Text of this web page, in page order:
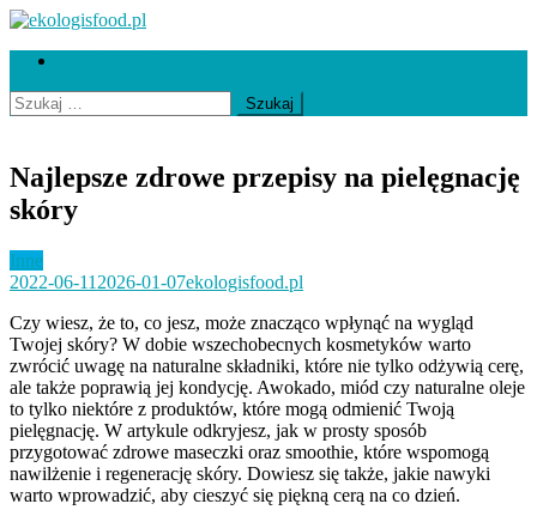
Skip
content
ekologisfood.pl
Ekologis
Szukaj:
Najlepsze zdrowe przepisy na pielęgnację
skóry
Inne
2022-06-11 2026-01-07ekologisfood.pl
Czy wiesz, że to, co jesz, może znacząco wpłynąć na wygląd
Twojej skóry? W dobie wszechobecnych kosmetyków warto
zwrócić uwagę na naturalne składniki, które nie tylko odżywią cerę,
ale także poprawią jej kondycję. Awokado, miód czy naturalne oleje
to tylko niektóre z produktów, które mogą odmienić Twoją
pielęgnację. W artykule odkryjesz, jak w prosty sposób
przygotować zdrowe maseczki oraz smoothie, które wspomogą
nawilżenie i regenerację skóry. Dowiesz się także, jakie nawyki
warto wprowadzić, aby cieszyć się piękną cerą na co dzień.